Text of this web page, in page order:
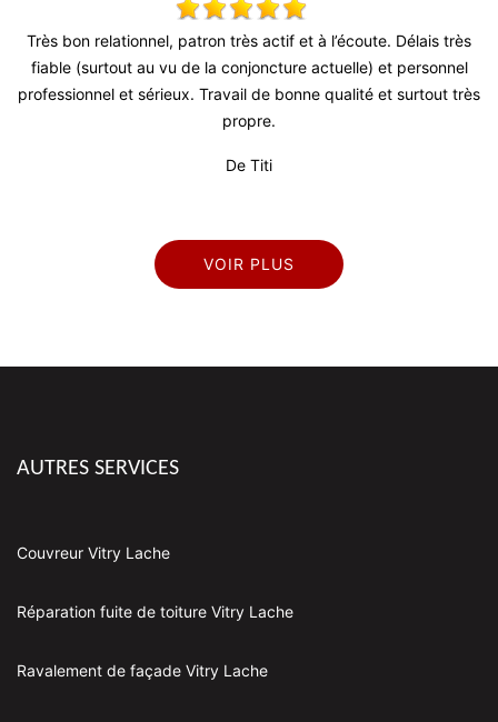
à l’écoute. Délais très
actuelle) et personnel
qualité et surtout très
Super travail ! Équipe très agréable je
De Julien
VOIR PLUS
AUTRES SERVICES
Couvreur Vitry Lache
Réparation fuite de toiture Vitry Lache
Ravalement de façade Vitry Lache